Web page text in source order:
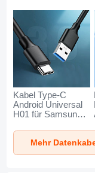
Kabel Type-C
Android Universal
H01 für Samsung
A300H A300M
Dunkelgrau